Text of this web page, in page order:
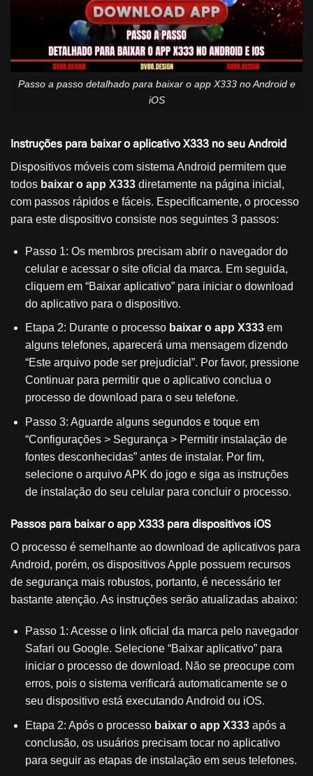
Passo a passo detalhado para baixar o app X333 no Android e
iOS
Instruções para baixar o aplicativo X333 no seu Android
Dispositivos móveis com sistema Android permitem que
todos baixar o app X333 diretamente na página inicial,
com passos rápidos e fáceis. Especificamente, o processo
para este dispositivo consiste nos seguintes 3 passos:
Passo 1: Os membros precisam abrir o navegador do
celular e acessar o site oficial da marca. Em seguida,
cliquem em “Baixar aplicativo” para iniciar o download
do aplicativo para o dispositivo.
Etapa 2: Durante o processo baixar o app X333 em
alguns telefones, aparecerá uma mensagem dizendo
“Este arquivo pode ser prejudicial”. Por favor, pressione
Continuar para permitir que o aplicativo conclua o
processo de download para o seu telefone.
Passo 3: Aguarde alguns segundos e toque em
“Configurações > Segurança > Permitir instalação de
fontes desconhecidas” antes de instalar. Por fim,
selecione o arquivo APK do jogo e siga as instruções
de instalação do seu celular para concluir o processo.
Passos para baixar o app X333 para dispositivos iOS
O processo é semelhante ao download de aplicativos para
Android, porém, os dispositivos Apple possuem recursos
de segurança mais robustos, portanto, é necessário ter
bastante atenção. As instruções serão atualizadas abaixo:
Passo 1: Acesse o link oficial da marca pelo navegador
Safari ou Google. Selecione “Baixar aplicativo” para
iniciar o processo de download. Não se preocupe com
erros, pois o sistema verificará automaticamente se o
seu dispositivo está executando Android ou iOS.
Etapa 2: Após o processo baixar o app X333 após a
conclusão, os usuários precisam tocar no aplicativo
para seguir as etapas de instalação em seus telefones.